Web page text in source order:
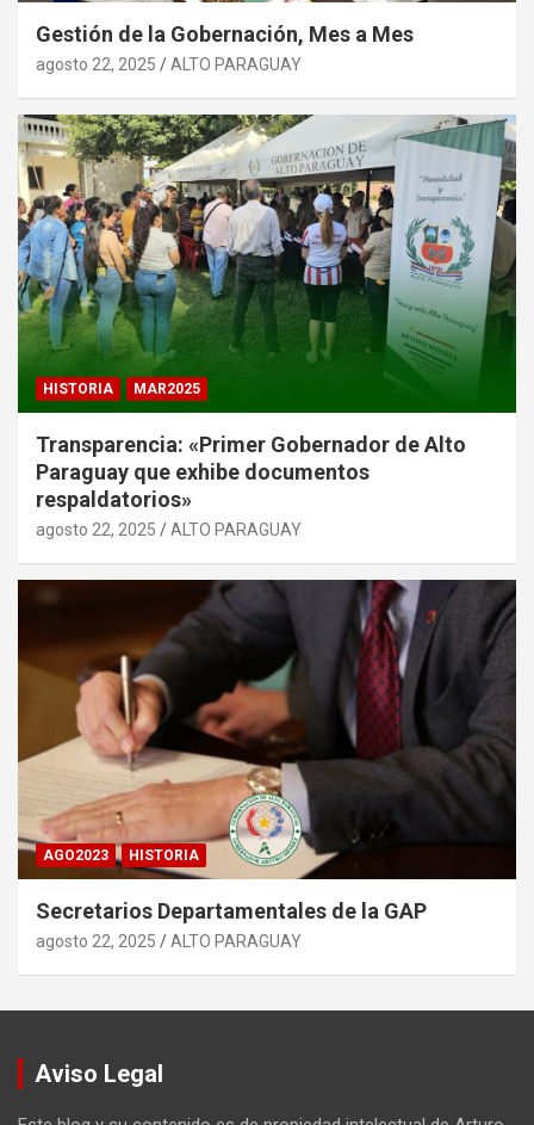
Gestión de la Gobernación, Mes a Mes
agosto 22, 2025 ALTO PARAGUAY
HISTORIA MAR2025
Transparencia: «Primer Gobernador de Alto
Paraguay que exhibe documentos
respaldatorios»
agosto 22, 2025 ALTO PARAGUAY
AGO2023 HISTORIA
Secretarios Departamentales de la GAP
agosto 22, 2025 ALTO PARAGUAY
Aviso Legal